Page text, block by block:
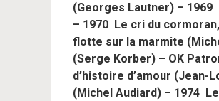
(Georges Lautner) –
– 1970 Le cri du
flotte sur la marmite
(Serge Korber) – OK
d’histoire d’amour
(Michel Audiard) – 1974